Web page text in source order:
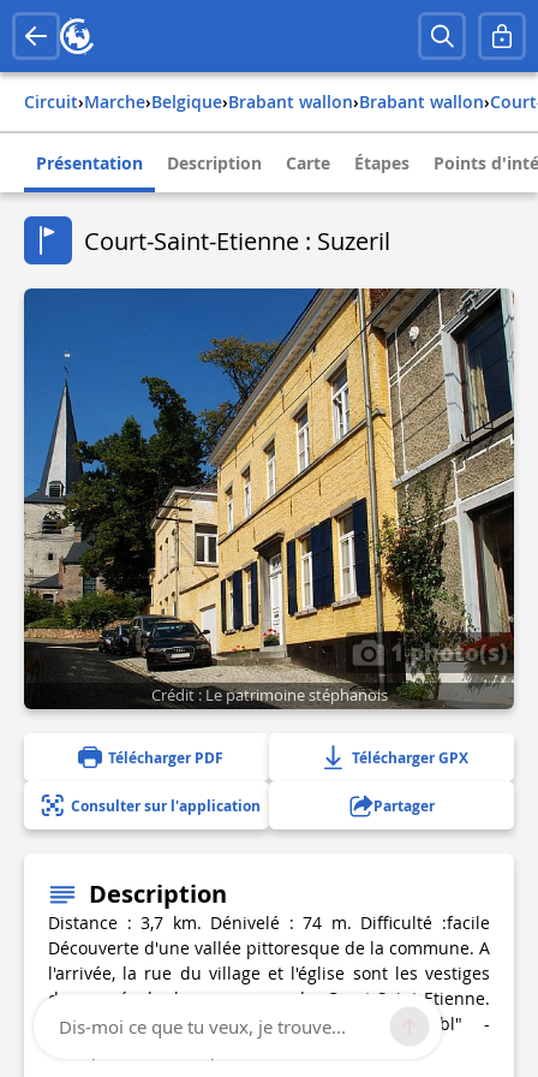
Circuit› Marche› belgique› brabant wallon› brabant wallon›
Présentation Description Carte Étapes Points
Court-Saint-Etienne : Suzeril
1 photo(s)
Crédit : Le patrimoine stéphanois
Télécharger PDF Télécharger GPX
Consulter sur l'application Partager
Description
Distance : 3,7 km. Dénivelé : 74 m. Difficulté :facile
Découverte d'une vallée pittoresque de la commune. A
l'arrivée, la rue du village et l'église sont les vestiges
du passé de la commune de Court-Saint-Etienne.
Source : "Le patrimoine Stéphanois asbl" -
Dis-moi ce que tu veux, je trouve...